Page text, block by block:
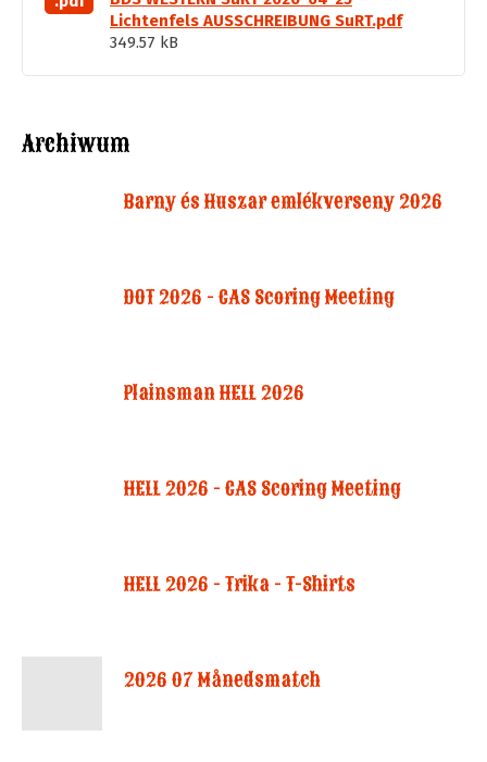
Lichtenfels AUSSCHREIBUNG SuRT.pdf
349.57 kB
Archiwum
Barny és Huszar emlékverseny 2026
DOT 2026 - CAS Scoring Meeting
Plainsman HELL 2026
HELL 2026 - CAS Scoring Meeting
HELL 2026 - Trika - T-Shirts
2026 07 Månedsmatch